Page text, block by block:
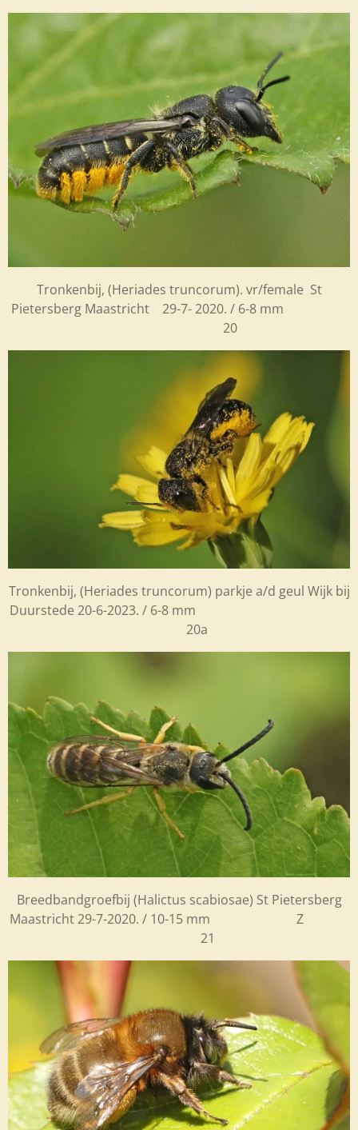
Tronkenbij, (Heriades truncorum). vr/female St
Pietersberg Maastricht 29-7- 2020. / 6-8 mm
20
Tronkenbij, (Heriades truncorum) parkje a/d geul Wijk bij
Duurstede 20-6-2023. / 6-8 mm
20a
Breedbandgroefbij (Halictus scabiosae) St Pietersberg
Maastricht 29-7-2020. / 10-15 mm Z
21